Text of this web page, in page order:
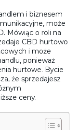
i biznesem
może
Mówiąc o roli na
CBD hurtowo
i może
ponieważ
hurtowe. Bycie
że sprzedajesz
ceny.